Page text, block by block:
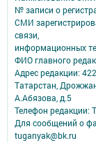
№ записи о
СМИ
связи,
информационных
ФИО главного
Адрес редакции:
Татарстан,
А.Абязова, д.5
Телефон редакции:
Для сообщений о
tuganyak@bk.ru